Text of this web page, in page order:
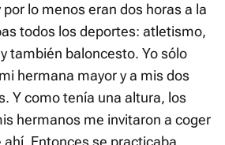
lo menos eran dos horas a la
todos los deportes: atletismo,
también baloncesto. Yo sólo
hermana mayor y a mis dos
Y como tenía una altura, los
hermanos me invitaron a coger
ahí. Entonces se practicaba